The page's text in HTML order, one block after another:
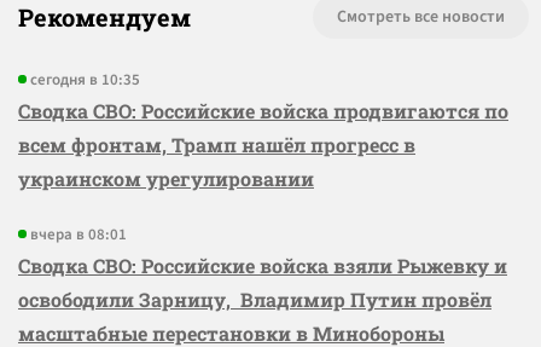
Рекомендуем Смотреть все новости
сегодня в 10:35
Сводка СВО: Российские войска продвигаются по
всем фронтам, Трамп нашёл прогресс в
украинском урегулировании
вчера в 08:01
Сводка СВО: Российские войска взяли Рыжевку и
освободили Зарницу, Владимир Путин провёл
масштабные перестановки в Минобороны